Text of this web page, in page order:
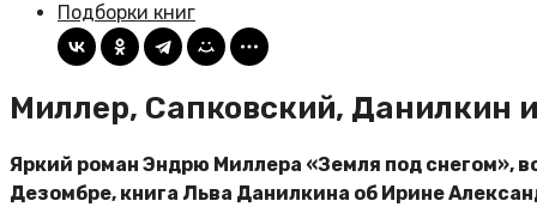
Подборки книг
Миллер, Сапковский, Данилкин
Яркий роман Эндрю Миллера «Земля под снегом»,
Дезомбре, книга Льва Данилкина об Ирине